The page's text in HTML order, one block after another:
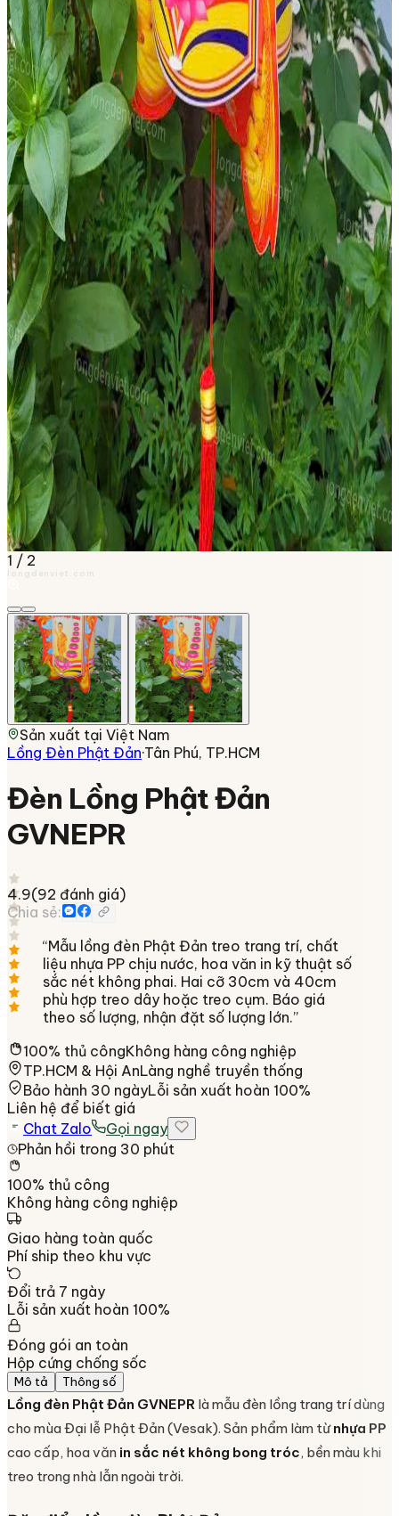
1 / 2
longdenviet.com
Sản xuất tại Việt Nam
Lồng Đèn Phật Đản·Tân Phú, TP.HCM
Đèn Lồng Phật Đản
GVNEPR
4.9(92 đánh giá)
Chia sẻ:
“Mẫu lồng đèn Phật Đản treo trang trí, chất
liệu nhựa PP chịu nước, hoa văn in kỹ thuật số
sắc nét không phai. Hai cỡ 30cm và 40cm
phù hợp treo dây hoặc treo cụm. Báo giá
theo số lượng, nhận đặt số lượng lớn.”
100% thủ côngKhông hàng công nghiệp
TP.HCM & Hội AnLàng nghề truyền thống
Bảo hành 30 ngàyLỗi sản xuất hoàn 100%
Liên hệ để biết giá
Chat Zalo
Gọi ngay
Phản hồi trong 30 phút
100% thủ công
Không hàng công nghiệp
Giao hàng toàn quốc
Phí ship theo khu vực
Đổi trả 7 ngày
Lỗi sản xuất hoàn 100%
Đóng gói an toàn
Hộp cứng chống sốc
Mô tả Thông số
Lồng đèn Phật Đản GVNEPR là mẫu đèn lồng trang trí dùng
cho mùa Đại lễ Phật Đản (Vesak). Sản phẩm làm từnhựa PP
cao cấp, hoa văn in sắc nét không bong tróc, bền màu khi
treo trong nhà lẫn ngoài trời.